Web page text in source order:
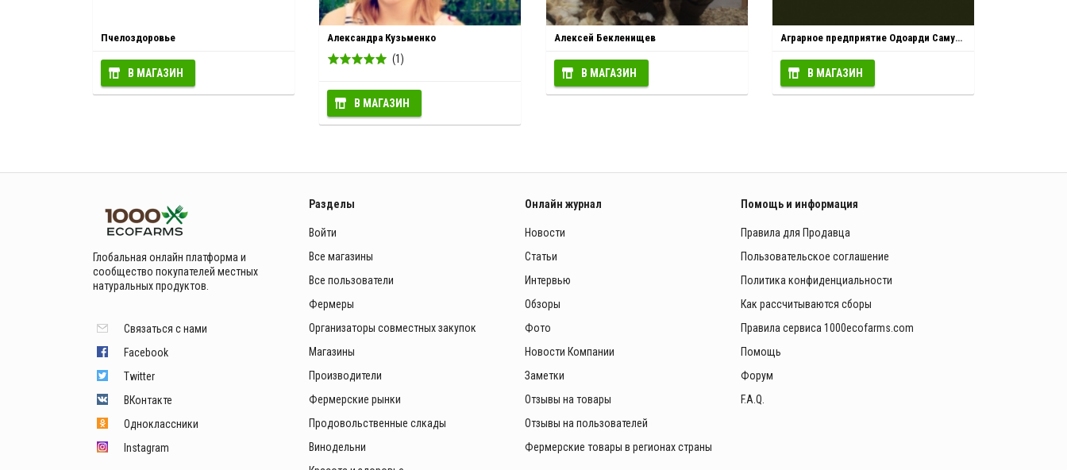
Пчелоздоровье
В МАГАЗИН
Александра Кузьменко
(1)
В МАГАЗИН
Алексей Бекленищев
В МАГАЗИН
Аграрное предприятие Одоарди Самуэле (Италия)
В МАГАЗИН
Глобальная онлайн платформа и
сообщество покупателей местных
натуральных продуктов.
Связаться с нами
Facebook
Twitter
ВКонтакте
Одноклассники
Instagram
Разделы
Войти
Все магазины
Все пользователи
Фермеры
Организаторы совместных закупок
Магазины
Производители
Фермерские рынки
Продовольственные слкады
Винодельни
Онлайн журнал
Новости
Статьи
Интервью
Обзоры
Фото
Новости Компании
Заметки
Отзывы на товары
Отзывы на пользователей
Фермерские товары в регионах страны
Помощь и информация
Правила для Продавца
Пользовательское соглашение
Политика конфиденциальности
Как рассчитываются сборы
Правила сервиса 1000ecofarms.com
Помощь
Форум
F.A.Q.